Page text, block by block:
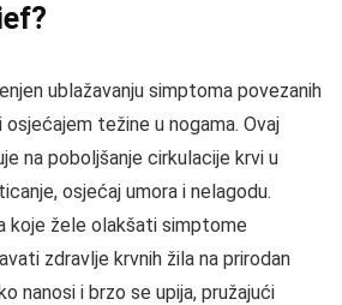
ublažavanju simptoma povezanih
osjećajem težine u nogama. Ovaj
na poboljšanje cirkulacije krvi u
osjećaj umora i nelagodu.
koje žele olakšati simptome
zdravlje krvnih žila na prirodan
nanosi i brzo se upija, pružajući